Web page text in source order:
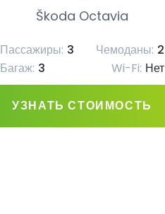
Škoda Octavia
Пассажиры: 3 Чемоданы: 2
Багаж: 3 Wi-Fi: Нет
УЗНАТЬ СТОИМОСТЬ